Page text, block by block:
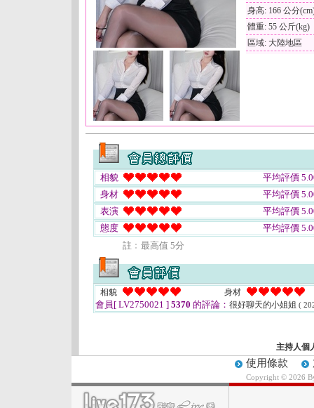
身高: 166 公分
體重: 55 公斤(kg)
區域: 大陸地區
相貌
平均評價
身材
平均評價
表演
平均評價
態度
平均評價
註﹕最高值 5分
相貌 身材
會員[ LV2750021 ] 5370 的評論： 很好聊天的小姐姐 (
主持人個
使用條款
Copyright © 2026